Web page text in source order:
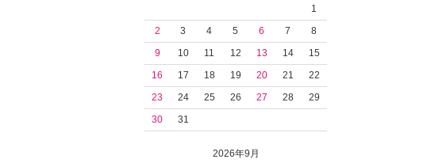
1
2
3 4 5 6 7
8
9
10 11 12 13 14
15
16
17 18 19 20 21
22
23
24 25 26 27 28
29
30
31
2026年9月